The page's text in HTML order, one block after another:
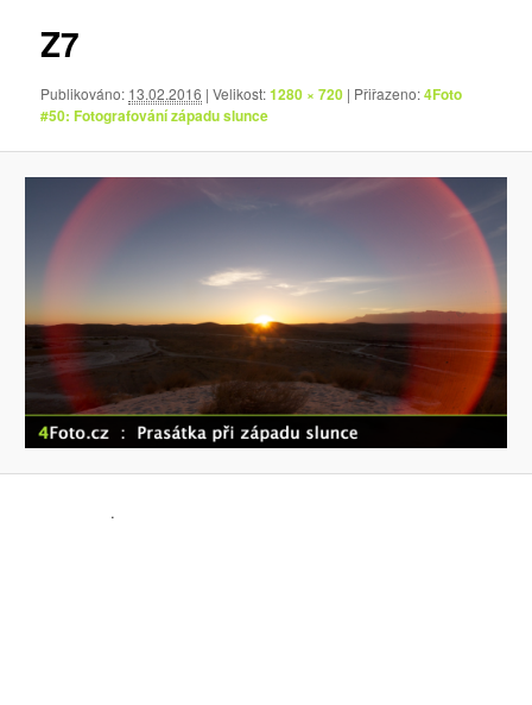
Z7
Publikováno: 13.02.2016 | Velikost:1280 × 720 | Přiřazeno:4Foto
#50: Fotografování západu slunce
.